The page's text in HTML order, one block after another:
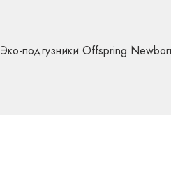
Эко-подгузники Offspring